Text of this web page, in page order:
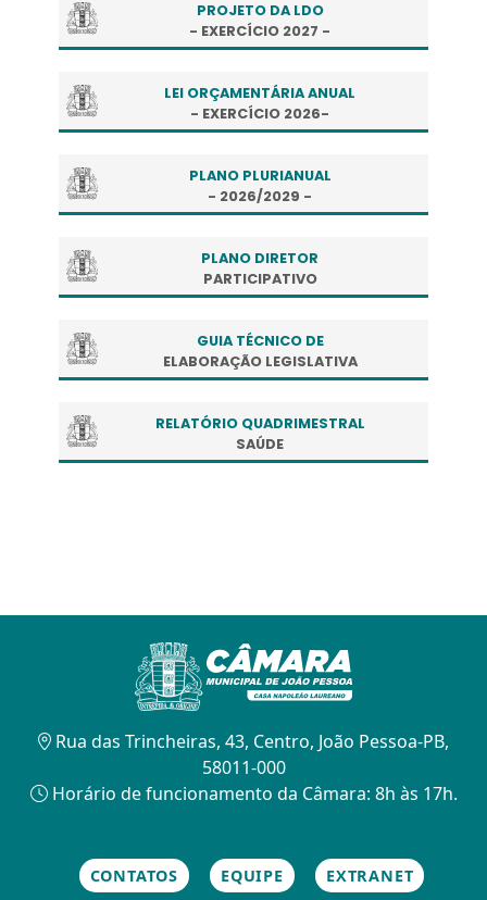
PROJETO DA LDO
- EXERCÍCIO 2027 -
LEI ORÇAMENTÁRIA ANUAL
- EXERCÍCIO 2026-
PLANO PLURIANUAL
- 2026/2029 -
PLANO DIRETOR
PARTICIPATIVO
GUIA TÉCNICO DE
ELABORAÇÃO LEGISLATIVA
RELATÓRIO QUADRIMESTRAL
SAÚDE
Rua das Trincheiras, 43, Centro, João Pessoa-PB,
58011-000
Horário de funcionamento da Câmara: 8h às 17h.
CONTATOS EQUIPE EXTRANET